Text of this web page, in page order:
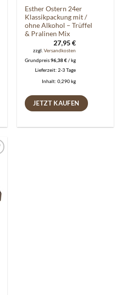
Esther Ostern 24er
Klassikpackung mit /
ohne Alkohol – Trüffel
& Pralinen Mix
27,95€
zzgl.Versandkosten
Grundpreis96,38€/kg
Lieferzeit:2-3 Tage
Inhalt: 0,290kg
JETZT KAUFEN